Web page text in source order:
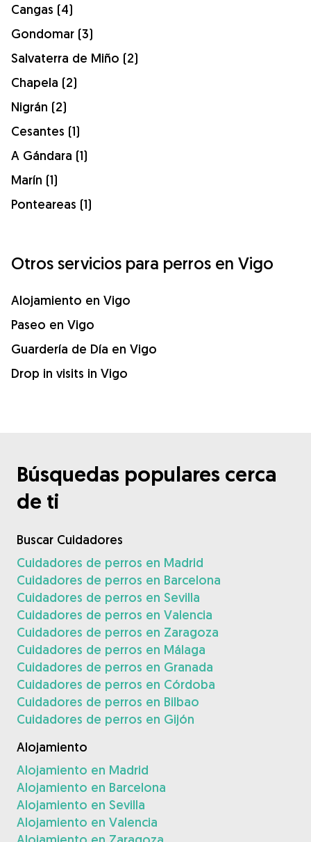
Cangas (4)
Gondomar (3)
Salvaterra de Miño (2)
Chapela (2)
Nigrán (2)
Cesantes (1)
A Gándara (1)
Marín (1)
Ponteareas (1)
Otros servicios para perros en Vigo
Alojamiento en Vigo
Paseo en Vigo
Guardería de Día en Vigo
Drop in visits in Vigo
Búsquedas populares cerca
de ti
Buscar Cuidadores
Cuidadores de perros en Madrid
Cuidadores de perros en Barcelona
Cuidadores de perros en Sevilla
Cuidadores de perros en Valencia
Cuidadores de perros en Zaragoza
Cuidadores de perros en Málaga
Cuidadores de perros en Granada
Cuidadores de perros en Córdoba
Cuidadores de perros en Bilbao
Cuidadores de perros en Gijón
Alojamiento
Alojamiento en Madrid
Alojamiento en Barcelona
Alojamiento en Sevilla
Alojamiento en Valencia